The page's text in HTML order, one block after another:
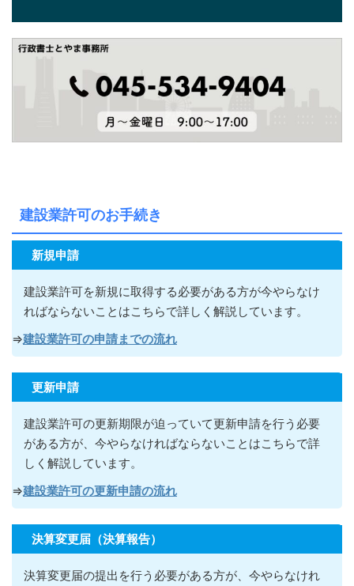
建設業許可のお手続き
新規申請
建設業許可を新規に取得する必要がある方が今やらなけ
ればならないこ とはこちらで詳しく解説しています。
⇒建設業許可の申請までの流れ
更新申請
建設業許可の更新期限が迫っていて更新申請を行う必要
がある方が 、今やらなければならないこ とはこちらで詳
しく解説しています。
⇒建設業許可の更新申請の流れ
決算変更届（決算報告）
決算変更届の提出を行う必要がある方が 、今やらなけれ